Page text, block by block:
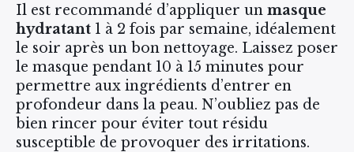
Il est recommandé d’appliquer un masque
hydratant 1 à 2 fois par semaine, idéalement
le soir après un bon nettoyage. Laissez poser
le masque pendant 10 à 15 minutes pour
permettre aux ingrédients d’entrer en
profondeur dans la peau. N’oubliez pas de
bien rincer pour éviter tout résidu
susceptible de provoquer des irritations.